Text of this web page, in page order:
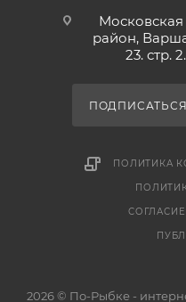
район,
23. стр.
ПОЛИТИКА
2026 © По-Рыбке -